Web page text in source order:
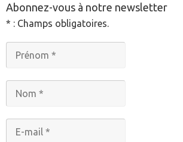
Abonnez-vous à notre newsletter
* : Champs obligatoires.